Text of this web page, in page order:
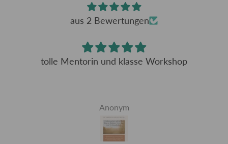
aus 2 Bewertungen
tolle Mentorin und klasse Workshop
Anonym